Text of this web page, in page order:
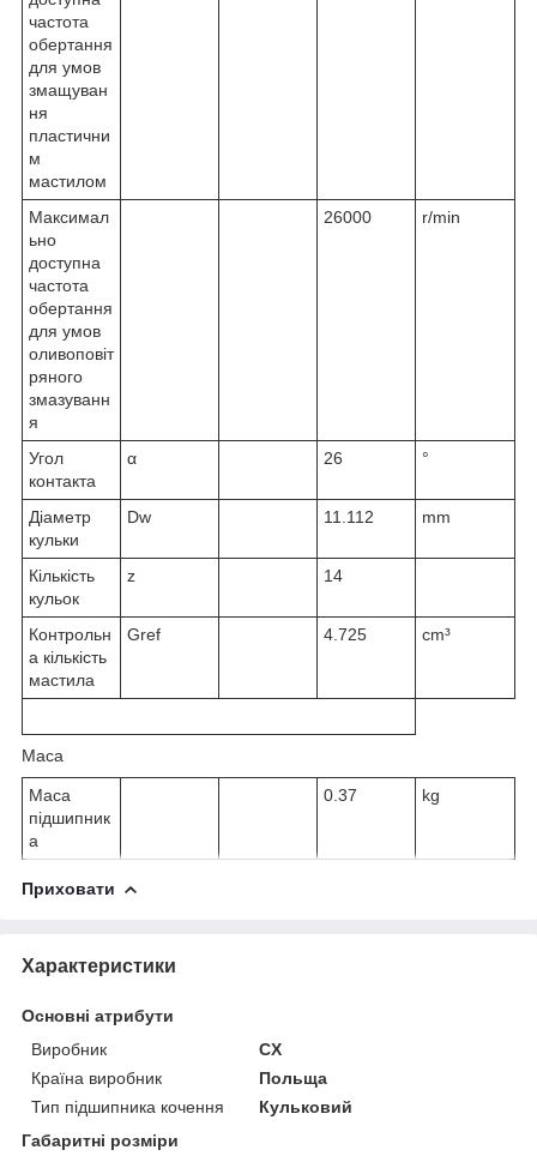
частота
обертання
для умов
змащуван
ня
пластични
м
мастилом
Максимал
ьно
доступна
частота
обертання
для умов
оливоповіт
ряного
змазуванн
я
26000 r/min
Угол
контакта
α 26 °
Діаметр
кульки
Dw 11.112 mm
Кількість
кульок
z 14
Контрольн
а кількість
мастила
Gref 4.725 cm³
Маса
Маса
підшипник
а
0.37 kg
Приховати
Характеристики
Основні атрибути
Виробник
CX
Країна виробник
Польща
Тип підшипника кочення
Кульковий
Габаритні розміри